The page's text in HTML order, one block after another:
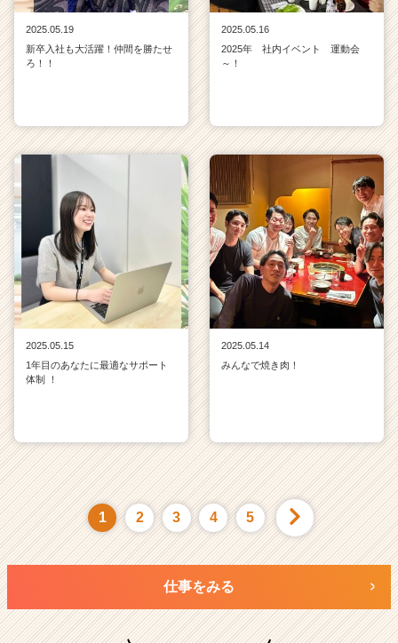
2025.05.19
新卒入社も大活躍！仲間を勝たせ
ろ！！
2025.05.16
2025年 社内イベント 運動会
～！
2025.05.15
1年目のあなたに最適なサポート
体制 ！
2025.05.14
みんなで焼き肉！
1 2 3 4 5
仕事をみる